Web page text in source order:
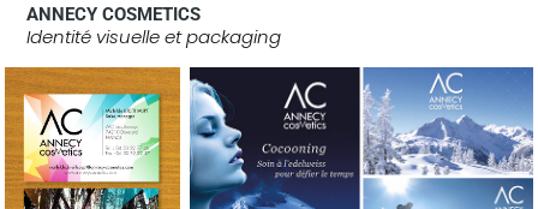
ANNECY COSMETICS
Identité visuelle et packaging